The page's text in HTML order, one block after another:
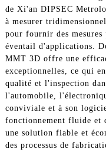
de Xi'an DIPSEC
à mesurer
pour fournir des mesures
éventail d'applications.
MMT 3D offre une
exceptionnelles, ce qui
qualité et l'inspection
l'automobile,
conviviale et à son
fonctionnement fluide et
une solution fiable et
des processus de